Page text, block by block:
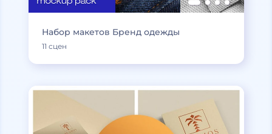
Набор макетов Бренд одежды
11 сцен